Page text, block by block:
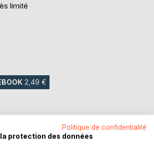
limité
2,49 €
dès maintenant
Politique de confidentialité
protection des données